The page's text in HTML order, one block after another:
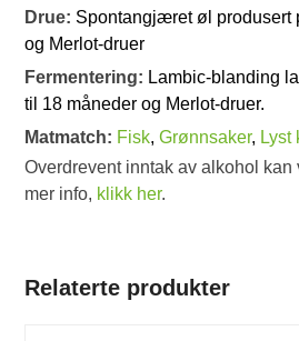
Drue: Spontangjæret øl produsert
og Merlot-druer
Fermentering: Lambic-blanding
til 18 måneder og Merlot-druer.
Matmatch: Fisk,Grønnsaker, Lyst
Overdrevent inntak av alkohol
mer info, klikk her.
Relaterte produkter